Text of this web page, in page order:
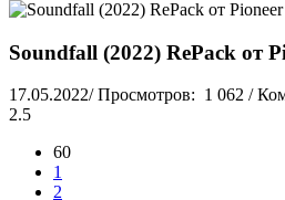
Soundfall (2022) RePack от
17.05.2022/ Просмотров: 1 062 /
2.5
60
1
2